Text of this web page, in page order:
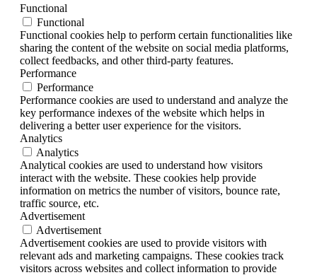
Functional
Functional
Functional cookies help to perform certain functionalities like
sharing the content of the website on social media platforms,
collect feedbacks, and other third-party features.
Performance
Performance
Performance cookies are used to understand and analyze the
key performance indexes of the website which helps in
delivering a better user experience for the visitors.
Analytics
Analytics
Analytical cookies are used to understand how visitors
interact with the website. These cookies help provide
information on metrics the number of visitors, bounce rate,
traffic source, etc.
Advertisement
Advertisement
Advertisement cookies are used to provide visitors with
relevant ads and marketing campaigns. These cookies track
visitors across websites and collect information to provide